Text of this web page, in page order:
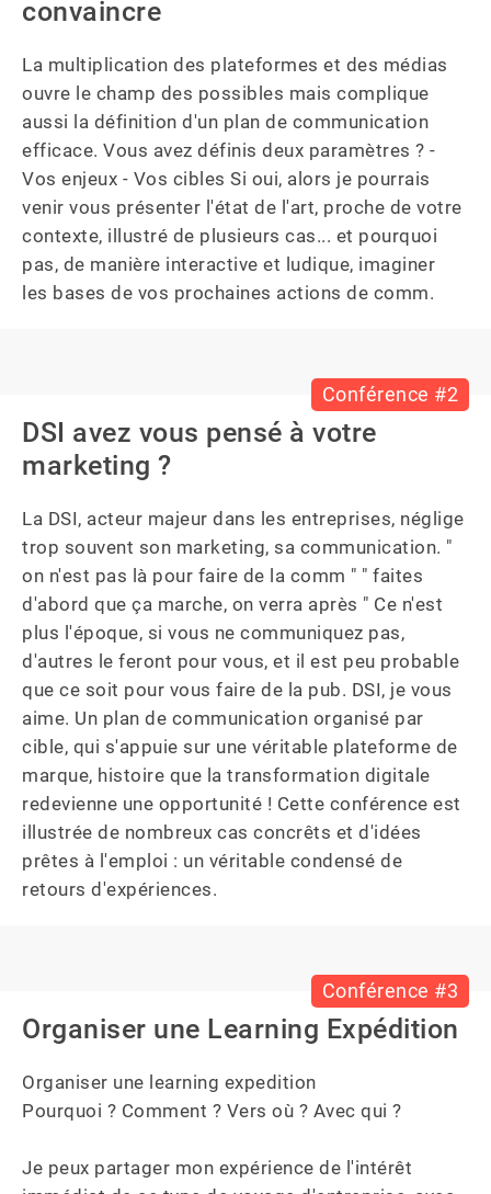
convaincre
La multiplication des plateformes et des médias
ouvre le champ des possibles mais complique
aussi la définition d'un plan de communication
efficace. Vous avez définis deux paramètres ? -
Vos enjeux - Vos cibles Si oui, alors je pourrais
venir vous présenter l'état de l'art, proche de votre
contexte, illustré de plusieurs cas... et pourquoi
pas, de manière interactive et ludique, imaginer
les bases de vos prochaines actions de comm.
Conférence #2
DSI avez vous pensé à votre
marketing ?
La DSI, acteur majeur dans les entreprises, néglige
trop souvent son marketing, sa communication. "
on n'est pas là pour faire de la comm " " faites
d'abord que ça marche, on verra après " Ce n'est
plus l'époque, si vous ne communiquez pas,
d'autres le feront pour vous, et il est peu probable
que ce soit pour vous faire de la pub. DSI, je vous
aime. Un plan de communication organisé par
cible, qui s'appuie sur une véritable plateforme de
marque, histoire que la transformation digitale
redevienne une opportunité ! Cette conférence est
illustrée de nombreux cas concrêts et d'idées
prêtes à l'emploi : un véritable condensé de
retours d'expériences.
Conférence #3
Organiser une Learning Expédition
Organiser une learning expedition
Pourquoi ? Comment ? Vers où ? Avec qui ?
Je peux partager mon expérience de l'intérêt